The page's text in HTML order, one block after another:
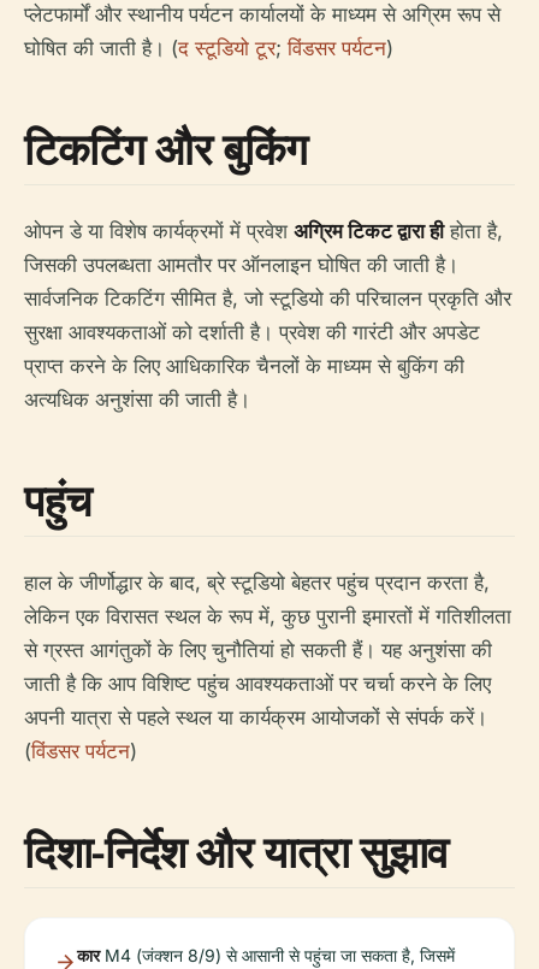
प्लेटफार्मों और स्थानीय पर्यटन कार्यालयों के माध्यम से अग्रिम रूप से
घोषित की जाती है। (द स्टूडियो टूर;विंडसर पर्यटन)
टिकटिंग और बुकिंग
ओपन डे या विशेष कार्यक्रमों में प्रवेश अग्रिम टिकट द्वारा हीहोता है,
जिसकी उपलब्धता आमतौर पर ऑनलाइन घोषित की जाती है।
सार्वजनिक टिकटिंग सीमित है, जो स्टूडियो की परिचालन प्रकृति और
सुरक्षा आवश्यकताओं को दर्शाती है। प्रवेश की गारंटी और अपडेट
प्राप्त करने के लिए आधिकारिक चैनलों के माध्यम से बुकिंग की
अत्यधिक अनुशंसा की जाती है।
पहुंच
हाल के जीर्णोद्धार के बाद, ब्रे स्टूडियो बेहतर पहुंच प्रदान करता है,
लेकिन एक विरासत स्थल के रूप में, कुछ पुरानी इमारतों में गतिशीलता
से ग्रस्त आगंतुकों के लिए चुनौतियां हो सकती हैं। यह अनुशंसा की
जाती है कि आप विशिष्ट पहुंच आवश्यकताओं पर चर्चा करने के लिए
अपनी यात्रा से पहले स्थल या कार्यक्रम आयोजकों से संपर्क करें।
(विंडसर पर्यटन)
दिशा-निर्देश और यात्रा सुझाव
कार M4 (जंक्शन 8/9) से आसानी से पहुंचा जा सकता है, जिसमें